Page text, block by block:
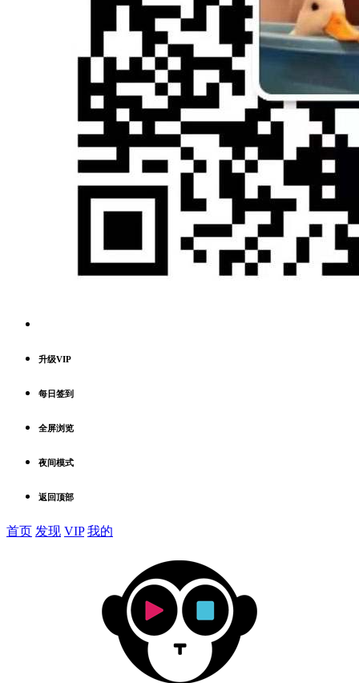
升级VIP
每日签到
全屏浏览
夜间模式
返回顶部
首页 发现 VIP 我的